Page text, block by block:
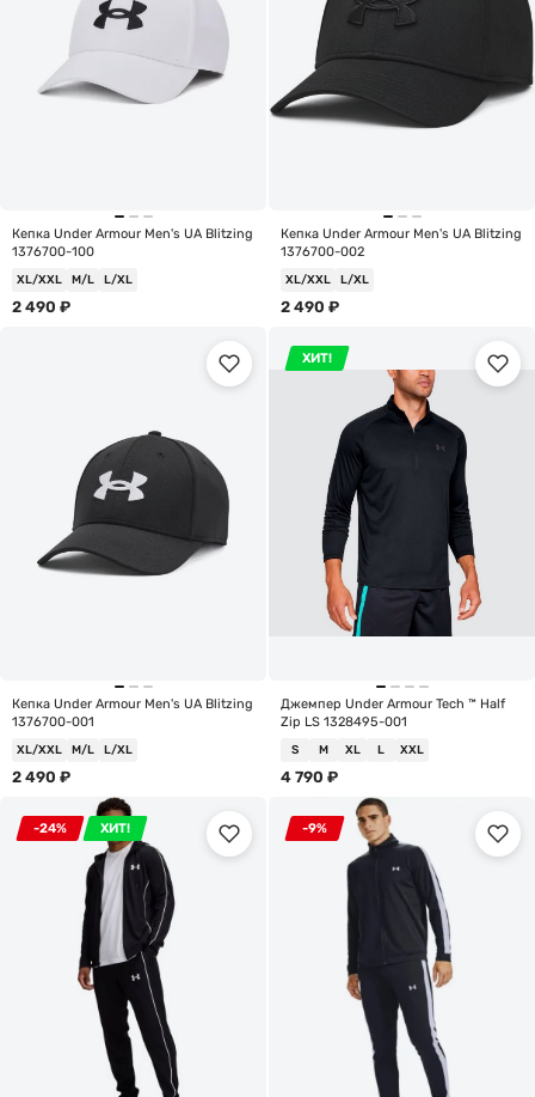
Кепка Under Armour Men's UA Blitzing
1376700-100
XL/XXL M/L L/XL
2 490 ₽
Кепка Under Armour Men's UA Blitzing
1376700-002
XL/XXL L/XL
2 490 ₽
Кепка Under Armour Men's UA Blitzing
1376700-001
XL/XXL M/L L/XL
2 490 ₽
ХИТ!
Джемпер Under Armour Tech ™ Half
Zip LS 1328495-001
S M XL L XXL
4 790 ₽
-24% ХИТ! -9%